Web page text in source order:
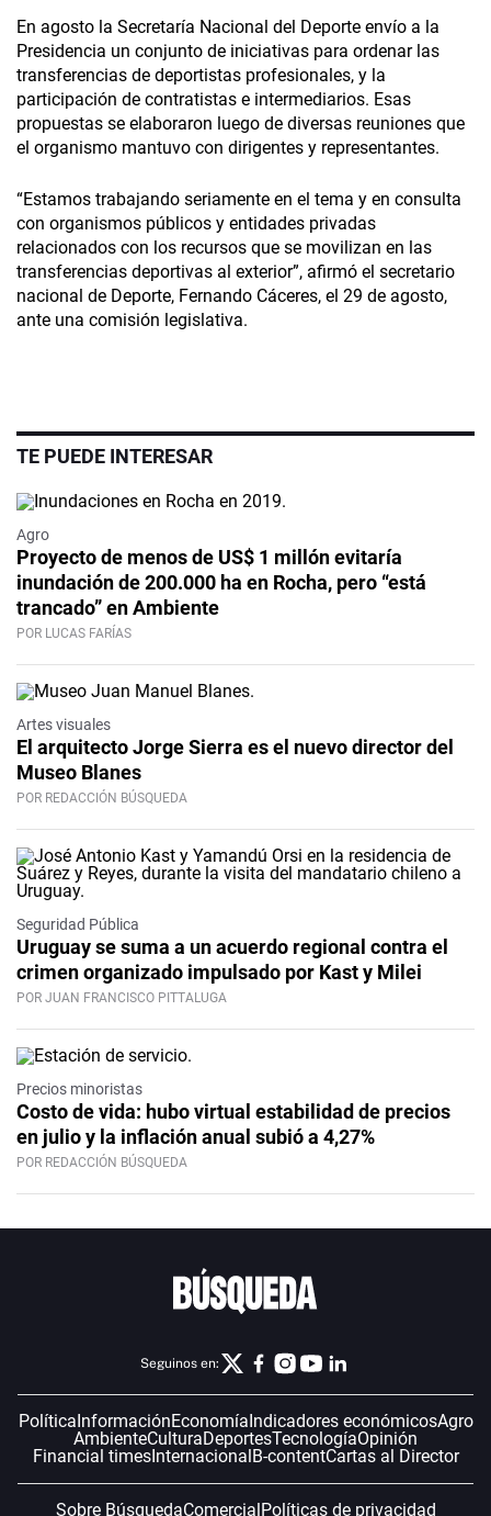
En agosto la Secretaría Nacional del Deporte envío a la
Presidencia un conjunto de iniciativas para ordenar las
transferencias de deportistas profesionales, y la
participación de contratistas e intermediarios. Esas
propuestas se elaboraron luego de diversas reuniones que
el organismo mantuvo con dirigentes y representantes.
“Estamos trabajando seriamente en el tema y en consulta
con organismos públicos y entidades privadas
relacionados con los recursos que se movilizan en las
transferencias deportivas al exterior”, afirmó el secretario
nacional de Deporte, Fernando Cáceres, el 29 de agosto,
ante una comisión legislativa.
TE PUEDE INTERESAR
Agro
Proyecto de menos de US$ 1 millón evitaría
inundación de 200.000 ha en Rocha, pero “está
trancado” en Ambiente
POR LUCAS FARÍAS
Artes visuales
El arquitecto Jorge Sierra es el nuevo director del
Museo Blanes
POR REDACCIÓN BÚSQUEDA
Seguridad Pública
Uruguay se suma a un acuerdo regional contra el
crimen organizado impulsado por Kast y Milei
POR JUAN FRANCISCO PITTALUGA
Precios minoristas
Costo de vida: hubo virtual estabilidad de precios
en julio y la inflación anual subió a 4,27%
POR REDACCIÓN BÚSQUEDA
Seguinos en:
PolíticaInformaciónEconomíaIndicadores económicosAgro
AmbienteCulturaDeportesTecnologíaOpinión
Financial timesInternacionalB-contentCartas al Director
Sobre BúsquedaComercialPolíticas de privacidad